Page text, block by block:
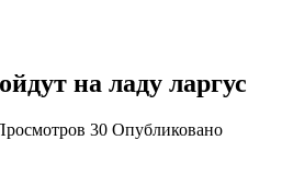
на ладу ларгус
30 Опубликовано